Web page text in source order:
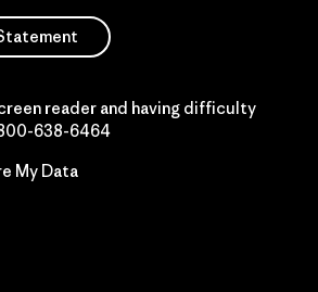
reader and having difficulty
638-6464
My Data